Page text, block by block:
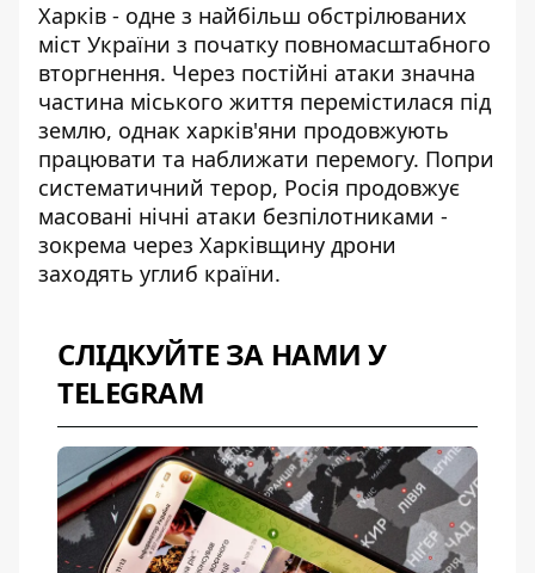
Харків - одне з найбільш обстрілюваних
міст України з початку повномасштабного
вторгнення. Через постійні атаки значна
частина міського життя перемістилася під
землю, однак харків'яни продовжують
працювати та наближати перемогу. Попри
систематичний терор, Росія продовжує
масовані нічні атаки безпілотниками -
зокрема через Харківщину дрони
заходять углиб країни.
СЛІДКУЙТЕ ЗА НАМИ У
TELEGRAM